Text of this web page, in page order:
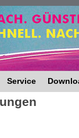
Service